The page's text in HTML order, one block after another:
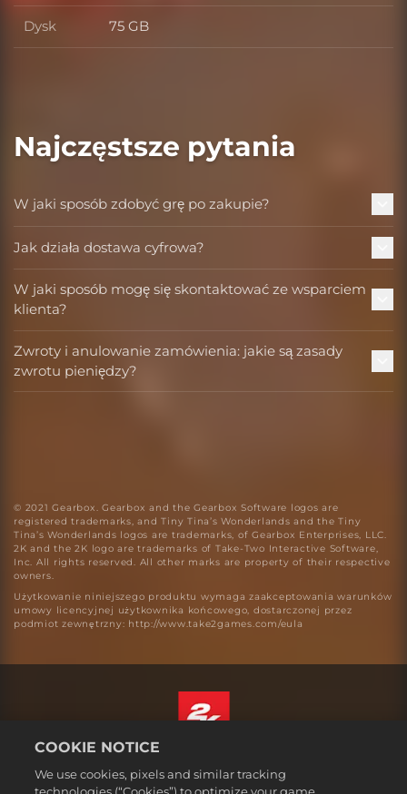
Dysk Dysk
75 GB
Najczęstsze pytania
W jaki sposób zdobyć grę po zakupie?
Jak działa dostawa cyfrowa?
W jaki sposób mogę się skontaktować ze wsparciem
klienta?
Zwroty i anulowanie zamówienia: jakie są zasady
zwrotu pieniędzy?
© 2021 Gearbox. Gearbox and the Gearbox Software logos are
registered trademarks, and Tiny Tina’s Wonderlands and the Tiny
Tina’s Wonderlands logos are trademarks, of Gearbox Enterprises, LLC.
2K and the 2K logo are trademarks of Take-Two Interactive Software,
Inc. All rights reserved. All other marks are property of their respective
owners.
Użytkowanie niniejszego produktu wymaga zaakceptowania warunków
umowy licencyjnej użytkownika końcowego, dostarczonej przez
podmiot zewnętrzny: http://www.take2games.com/eula
Prawne
Polski
COOKIE NOTICE
We use cookies, pixels and similar tracking